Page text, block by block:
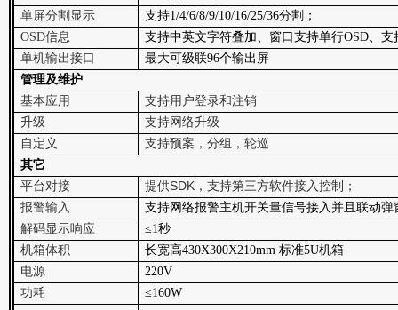
单屏分割显示
支持1/4/6/8/9/10/16/25/36分割；
OSD信息
支持中英文字符叠加、窗口支持单行OSD、
单机输出接口
最大可级联96个输出屏
管理及维护
基本应用
支持用户登录和注销
升级
支持网络升级
自定义
支持预案，分组，轮巡
其它
平台对接
提供SDK ，支持第三方软件接入控制；
报警输入
支持网络报警主机开关量信号接入并且联动弹
解码显示响应
≤1秒
机箱体积
长宽高430X300X210mm 标准5U机箱
电源
220V
功耗
≤160W